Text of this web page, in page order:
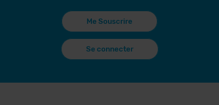
Me Souscrire
Se connecter